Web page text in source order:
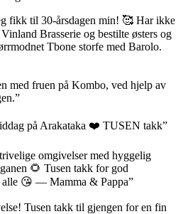
fikk til 30-årsdagen min! 🥰 Har ikke
Brasserie og bestilte østers og
Tbone storfe med Barolo.
med fruen på Kombo, ved hjelp av
på Arakataka ❤️ TUSEN takk”
omgivelser med hyggelig
🌻 Tusen takk for god
alle 😘 — Mamma & Pappa”
Tusen takk til gjengen for en fin